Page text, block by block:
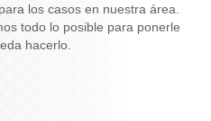
los casos en nuestra área.
todo lo posible para ponerle
hacerlo.